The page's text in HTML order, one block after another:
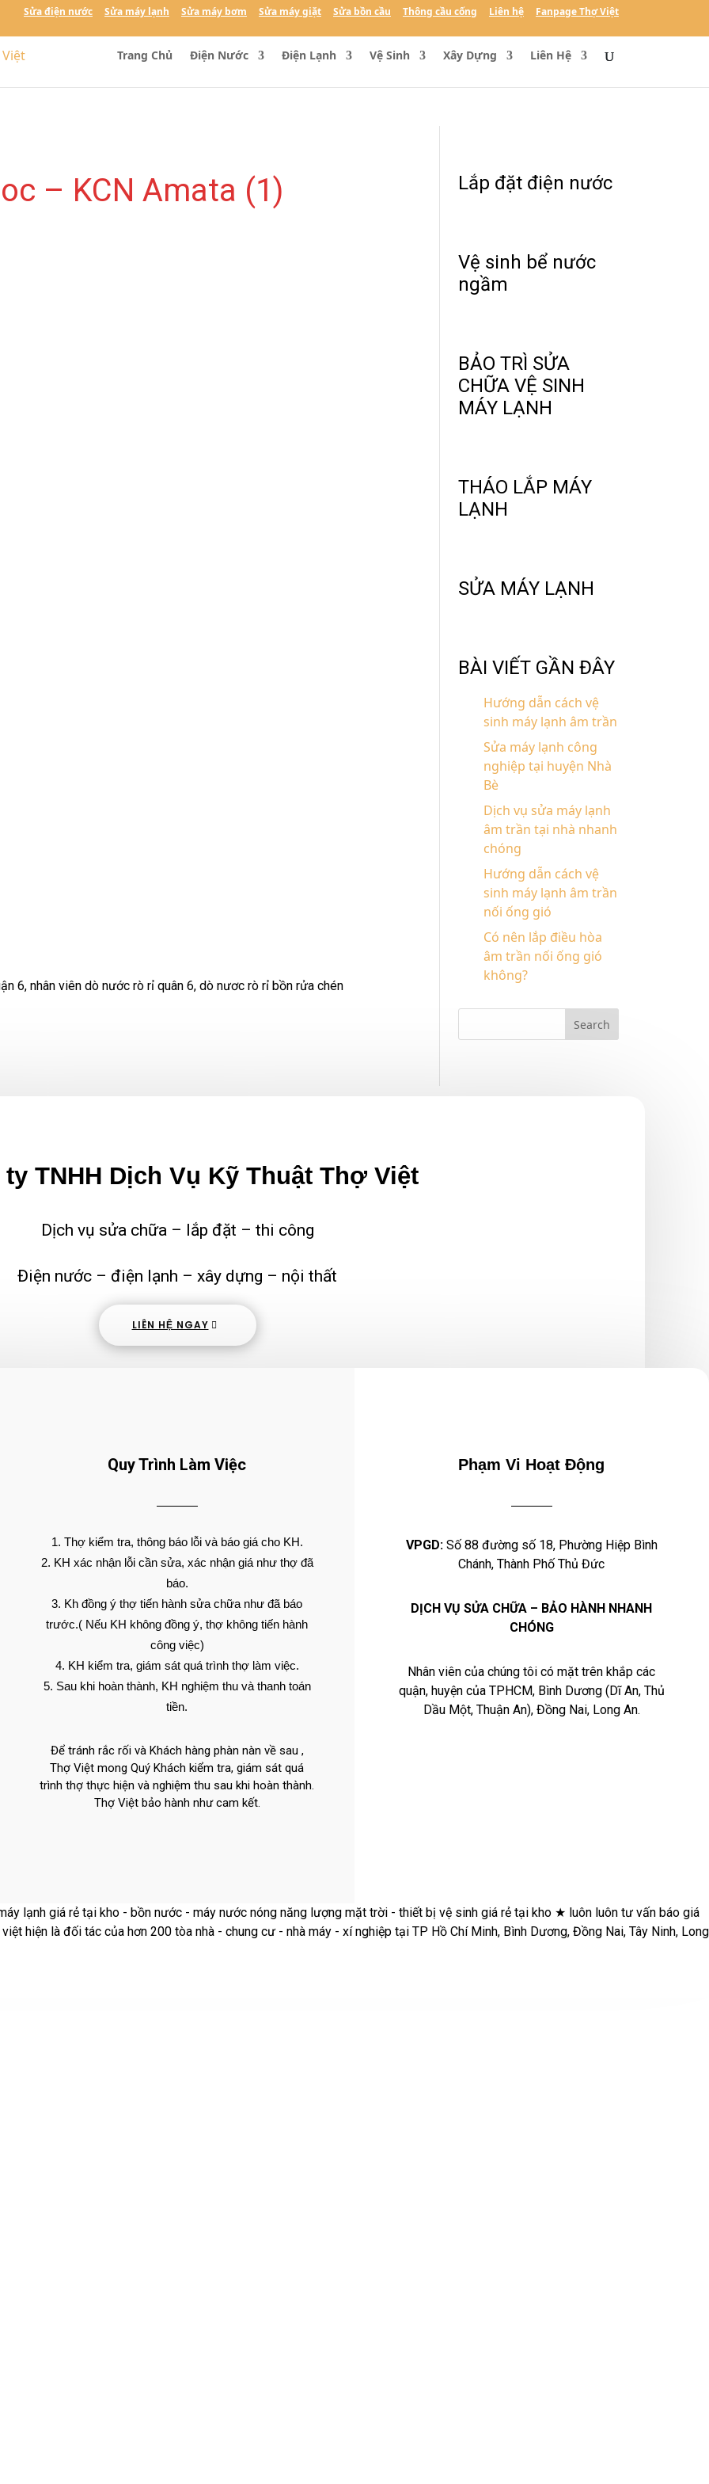
Sửa điện nước Sửa máy lạnh Sửa máy bơm Sửa máy giặt Sửa bồn cầu Thông cầu cống Liên hệ Fanpage Thợ Việt
Trang Chủ Điện Nước Điện Lạnh Vệ Sinh Xây Dựng Liên Hệ
– KCN Amata (1)
6, nhân viên dò nước rò rỉ quân 6, dò nươc rò rỉ bồn rửa chén
Lắp đặt điện nước
Vệ sinh bể nước
ngầm
BẢO TRÌ SỬA
CHỮA VỆ SINH
MÁY LẠNH
THÁO LẮP MÁY
LẠNH
SỬA MÁY LẠNH
BÀI VIẾT GẦN ĐÂY
Hướng dẫn cách vệ
sinh máy lạnh âm trần
Sửa máy lạnh công
nghiệp tại huyện Nhà
Bè
Dịch vụ sửa máy lạnh
âm trần tại nhà nhanh
chóng
Hướng dẫn cách vệ
sinh máy lạnh âm trần
nối ống gió
Có nên lắp điều hòa
âm trần nối ống gió
không?
TNHH Dịch Vụ Kỹ Thuật Thợ Việt
Dịch vụ sửa chữa – lắp đặt – thi công
Điện nước – điện lạnh – xây dựng – nội thất
LIÊN HỆ NGAY
Quy Trình Làm Việc
Thợ kiểm tra, thông báo lỗi và báo giá cho KH.
KH xác nhận lỗi cần sửa, xác nhận giá như thợ đã
báo.
Kh đồng ý thợ tiến hành sửa chữa như đã báo
trước.( Nếu KH không đồng ý, thợ không tiến hành
công việc)
KH kiểm tra, giám sát quá trình thợ làm việc.
Sau khi hoàn thành, KH nghiệm thu và thanh toán
tiền.
Để tránh rắc rối và Khách hàng phàn nàn về sau ,
Thợ Việt mong Quý Khách kiểm tra, giám sát quá
trình thợ thực hiện và nghiệm thu sau khi hoàn thành.
Thợ Việt bảo hành như cam kết.
Phạm Vi Hoạt Động
VPGD: Số 88 đường số 18, Phường Hiệp Bình
Chánh, Thành Phố Thủ Đức
DỊCH VỤ SỬA CHỮA – BẢO HÀNH NHANH
CHÓNG
Nhân viên của chúng tôi có mặt trên khắp các
quận, huyện của TPHCM, Bình Dương (Dĩ An, Thủ
Dầu Một, Thuận An), Đồng Nai, Long An.
bồn nước - máy nước nóng năng lượng mặt trời - thiết bị vệ sinh giá rẻ tại kho★luôn luôn tư vấn báo giá trước khi làm ★thợ có
cư - nhà máy - xí nghiệp tại TP Hồ Chí Minh, Bình Dương, Đồng Nai, Tây Ninh, Long An★